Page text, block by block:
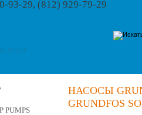
93-29, (812) 929-79-29
НАСОСЫ
GRUNDFOS